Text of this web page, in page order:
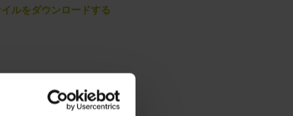
ルをダウンロードする